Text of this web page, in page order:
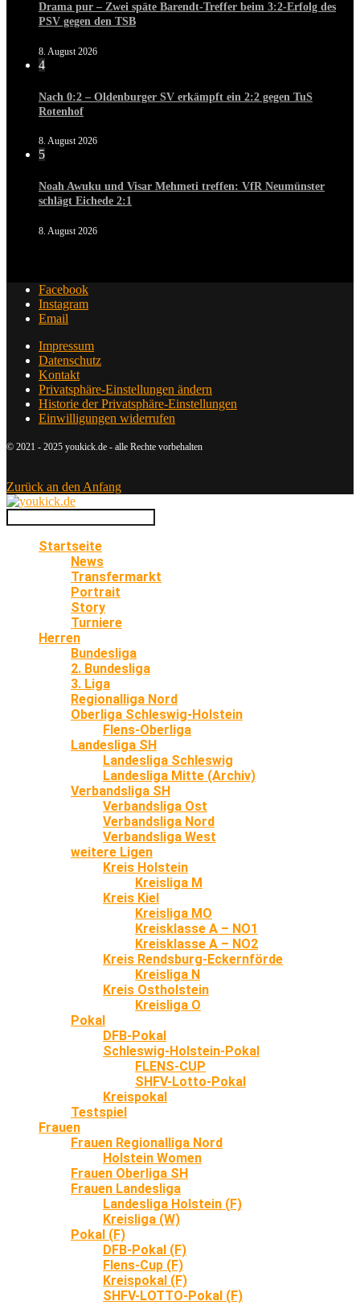
Drama pur – Zwei späte Barendt-Treffer beim 3:2-Erfolg des
PSV gegen den TSB
8. August 2026
4
Nach 0:2 – Oldenburger SV erkämpft ein 2:2 gegen TuS
Rotenhof
8. August 2026
5
Noah Awuku und Visar Mehmeti treffen: VfR Neumünster
schlägt Eichede 2:1
8. August 2026
Facebook
Instagram
Email
Impressum
Datenschutz
Kontakt
Privatsphäre-Einstellungen ändern
Historie der Privatsphäre-Einstellungen
Einwilligungen widerrufen
© 2021 - 2025 youkick.de - alle Rechte vorbehalten
Zurück an den Anfang
Startseite
News
Transfermarkt
Portrait
Story
Turniere
Herren
Bundesliga
2. Bundesliga
3. Liga
Regionalliga Nord
Oberliga Schleswig-Holstein
Flens-Oberliga
Landesliga SH
Landesliga Schleswig
Landesliga Mitte (Archiv)
Verbandsliga SH
Verbandsliga Ost
Verbandsliga Nord
Verbandsliga West
weitere Ligen
Kreis Holstein
Kreisliga M
Kreis Kiel
Kreisliga MO
Kreisklasse A – NO1
Kreisklasse A – NO2
Kreis Rendsburg-Eckernförde
Kreisliga N
Kreis Ostholstein
Kreisliga O
Pokal
DFB-Pokal
Schleswig-Holstein-Pokal
FLENS-CUP
SHFV-Lotto-Pokal
Kreispokal
Testspiel
Frauen
Frauen Regionalliga Nord
Holstein Women
Frauen Oberliga SH
Frauen Landesliga
Landesliga Holstein (F)
Kreisliga (W)
Pokal (F)
DFB-Pokal (F)
Flens-Cup (F)
Kreispokal (F)
SHFV-LOTTO-Pokal (F)